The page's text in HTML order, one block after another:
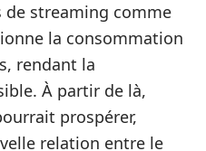
streaming comme
la consommation
rendant la
À partir de là,
prospérer,
relation entre le